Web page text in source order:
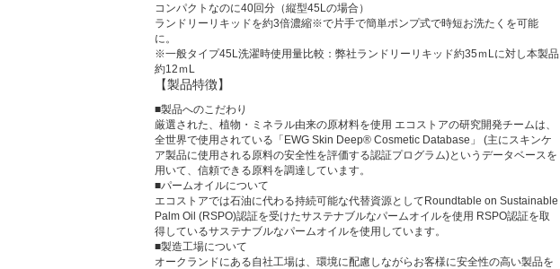
コンパクトなのに40回分（縦型45Lの場合）
ランドリーリキッドを約3倍濃縮※で片手で簡単ポンプ式で時短お洗たくを可能
に。
※一般タイプ45L洗濯時使用量比較：弊社ランドリーリキッド約35ｍLに対し本製品
約12ｍL
【製品特徴】
■製品へのこだわり
厳選された、植物・ミネラル由来の原材料を使用 エコストアの研究開発チームは、
全世界で使用されている「EWG Skin Deep® Cosmetic Database」 (主にスキンケ
ア製品に使用される原料の安全性を評価する認証プログラム)というデータベースを
用いて、信頼できる原料を調達しています。
■パームオイルについて
エコストアでは石油に代わる持続可能な代替資源としてRoundtable on Sustainable
Palm Oil (RSPO)認証を受けたサステナブルなパームオイルを使用 RSPO認証を取
得しているサステナブルなパームオイルを使用しています。
■製造工場について
オークランドにある自社工場は、環境に配慮しながらお客様に安全性の高い製品を